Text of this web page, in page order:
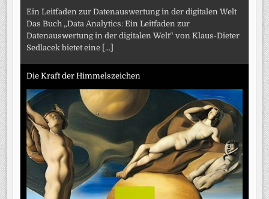
Ein Leitfaden zur Datenauswertung in der digitalen Welt
Das Buch „Data Analytics: Ein Leitfaden zur
Datenauswertung in der digitalen Welt“ von Klaus-Dieter
Sedlacek bietet eine [...]
Die Kraft der Himmelszeichen